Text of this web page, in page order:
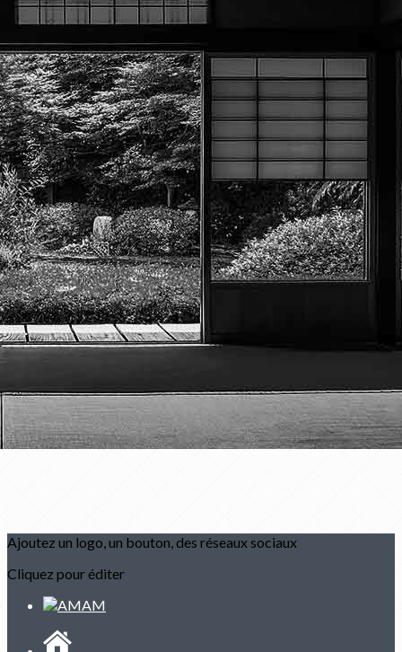
Menu
?>
Images de la page d'accueil
Cliquez pour éditer
Texte, bouton et/ou inscription à la newsletter
Cliquez pour éditer
Académie Menneçoise d'Arts
Martiaux
Ajoutez un logo, un bouton, des réseaux sociaux
Cliquez pour éditer